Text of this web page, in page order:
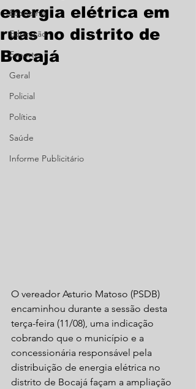
Economia
Educação
Esporte
Geral
Policial
Política
Saúde
Informe Publicitário
energia elétrica em
ruas no distrito de
Bocajá
O vereador Asturio Matoso (PSDB)
encaminhou durante a sessão desta
terça-feira (11/08), uma indicação
cobrando que o município e a
concessionária responsável pela
distribuição de energia elétrica no
distrito de Bocajá façam a ampliação